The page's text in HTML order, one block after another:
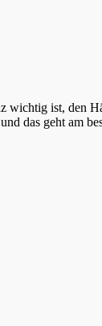
ist, den
das geht am